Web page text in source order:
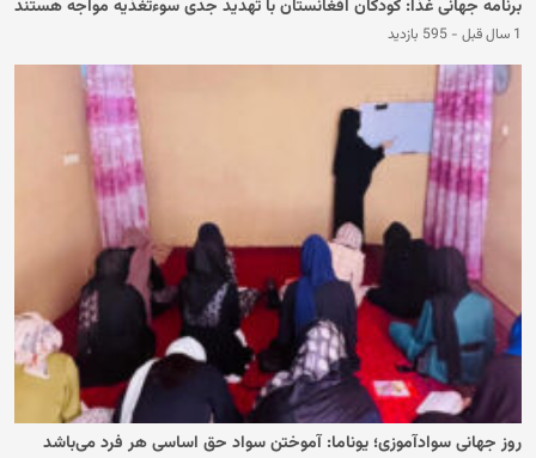
برنامه جهانی غذا: کودکان افغانستان با تهدید جدی سوءتغذیه مواجه هستند
1 سال قبل - 595 بازدید
روز جهانی سوادآموزی؛ یوناما: آموختن سواد حق اساسی هر فرد می‌باشد